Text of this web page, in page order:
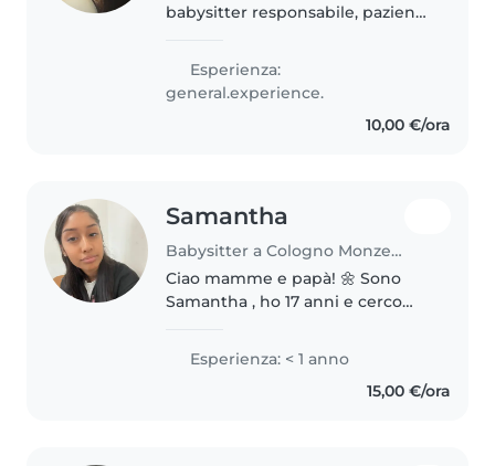
babysitter responsabile, paziente
cura dei tuoi bambini. Ho
esperienza con bambini di tutte
le età e mi piace leggere, fare
Esperienza:
general.experience.
10,00 €/ora
Samantha
Babysitter a Cologno Monzese
Ciao mamme e papà! 🌼 Sono
Samantha , ho 17 anni e cerco
quest'estate. Adoro stare con i
bambini: per me è importante
Esperienza: < 1 anno
15,00 €/ora